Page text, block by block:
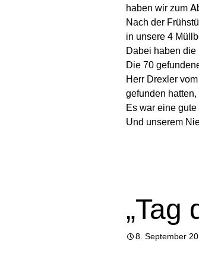
haben wir zum
Nach der
in unsere 4
Dabei haben die
Die 70
Herr Drexler vom
gefunden
Es war eine
Und unserem
„Tag
8. September